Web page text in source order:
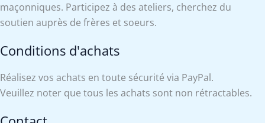
maçonniques. Participez à des ateliers, cherchez du
soutien auprès de frères et soeurs.
Conditions d'achats
Réalisez vos achats en toute sécurité via PayPal.
Veuillez noter que tous les achats sont non rétractables.